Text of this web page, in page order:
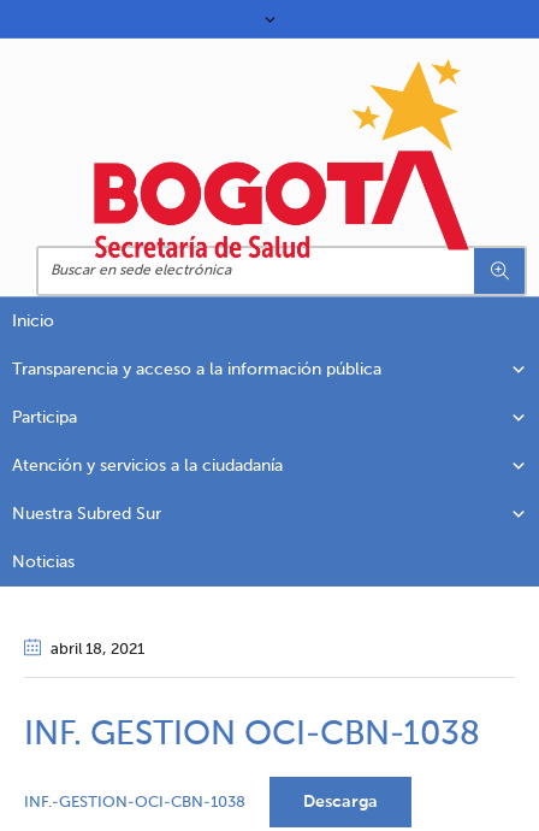
Inicio
Transparencia y acceso a la información pública
Participa
Atención y servicios a la ciudadanía
Nuestra Subred Sur
Noticias
abril 18, 2021
INF. GESTION OCI-CBN-1038
INF.-GESTION-OCI-CBN-1038 Descarga